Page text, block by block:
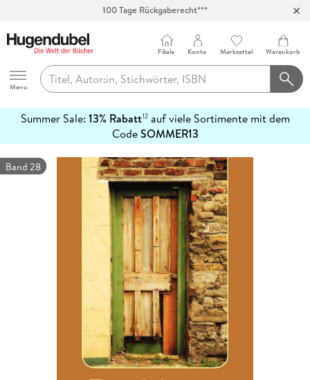
Hugendubel
Menu
Filiale Konto Merkzettel Warenkorb
Summer Sale: 13% Rabatt12auf viele Sortimente mit dem
CodeSOMMER13
erfahren
Band 28